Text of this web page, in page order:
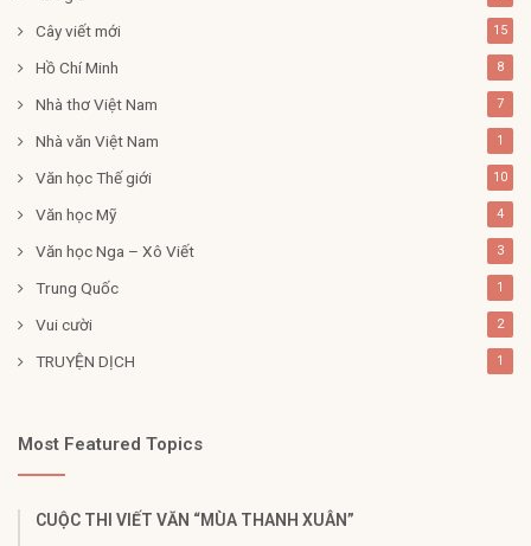
Cây viết mới 15
Hồ Chí Minh 8
Nhà thơ Việt Nam 7
Nhà văn Việt Nam 1
Văn học Thế giới 10
Văn học Mỹ 4
Văn học Nga – Xô Viết 3
Trung Quốc 1
Vui cười 2
TRUYỆN DỊCH 1
Most Featured Topics
CUỘC THI VIẾT VĂN “MÙA THANH XUÂN”